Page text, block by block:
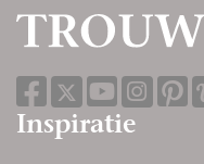
Inspiratie